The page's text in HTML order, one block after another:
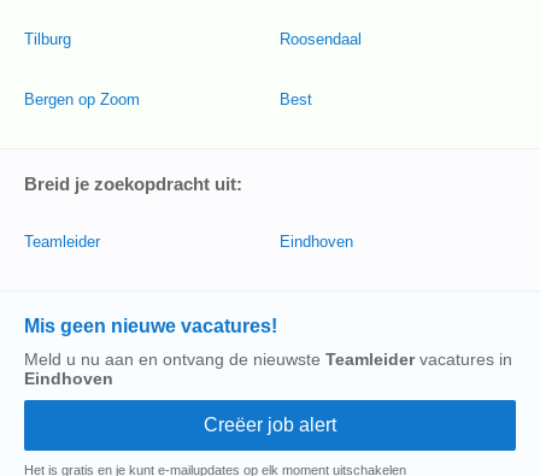
Tilburg
Bergen op Zoom
Roosendaal
Best
Breid je zoekopdracht uit:
Teamleider Eindhoven
Mis geen nieuwe vacatures!
Meld u nu aan en ontvang de nieuwste Teamleidervacatures in
Eindhoven
Het is gratis en je kunt e-mailupdates op elk moment uitschakelen